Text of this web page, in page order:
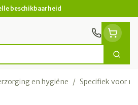
beschikbaarheid
Zoek
en hygiëne / Specifiek voor